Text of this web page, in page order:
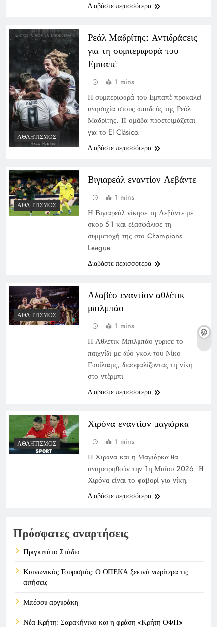
Διαβάστε περισσότερα
ΑΘΛΗΤΙΣΜΌΣ
Ρεάλ Μαδρίτης: Αντιδράσεις
για τη συμπεριφορά του
Εμπαπέ
1 mins
Η συμπεριφορά του Εμπαπέ προκαλεί
ανησυχία στους οπαδούς της Ρεάλ
Μαδρίτης. Η ομάδα προετοιμάζεται
για το El Clásico.
Διαβάστε περισσότερα
ΑΘΛΗΤΙΣΜΌΣ
Βιγιαρεάλ εναντίον Λεβάντε
1 mins
Η Βιγιαρεάλ νίκησε τη Λεβάντε με
σκορ 5-1 και εξασφάλισε τη
συμμετοχή της στο Champions
League.
Διαβάστε περισσότερα
ΑΘΛΗΤΙΣΜΌΣ
Αλαβέσ εναντίον αθλέτικ
μπιλμπάο
1 mins
Η Αθλέτικ Μπιλμπάο γύρισε το
παιχνίδι με δύο γκολ του Νίκο
Γουίλιαμς, διασφαλίζοντας τη νίκη
στο ντέρμπι.
Διαβάστε περισσότερα
ΑΘΛΗΤΙΣΜΌΣ
Χιρόνα εναντίον μαγιόρκα
1 mins
Η Χιρόνα και η Μαγιόρκα θα
αναμετρηθούν την 1η Μαΐου 2026. Η
Χιρόνα είναι το φαβορί για νίκη.
Διαβάστε περισσότερα
Πρόσφατες αναρτήσεις
Πριγκιπάτο Στάδιο
Κοινωνικός Τουρισμός: Ο ΟΠΕΚΑ ξεκινά νωρίτερα τις
αιτήσεις
Μπέσσυ αργυράκη
Νέα Κρήτη: Σαρακήνικο και η φράση «Κρήτη ΟΦΗ»